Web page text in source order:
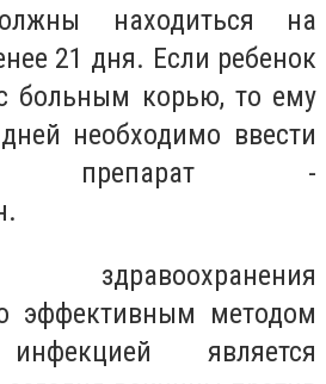
находиться на
21 дня. Если ребенок
больным корью, то ему
необходимо ввести
препарат -
здравоохранения
эффективным методом
является